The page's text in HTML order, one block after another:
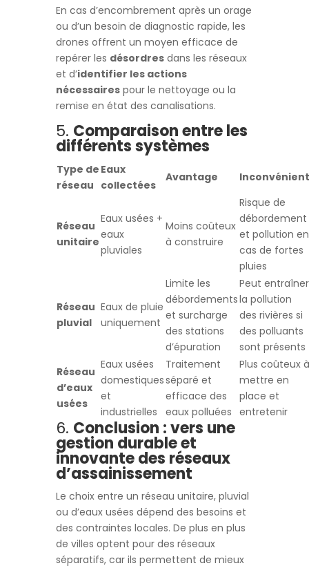
En cas d’encombrement après un orage
ou d’un besoin de diagnostic rapide, les
drones offrent un moyen efficace de
repérer les désordres dans les réseaux
et d’identifier les actions
nécessaires pour le nettoyage ou la
remise en état des canalisations.
5. Comparaison entre les
différents systèmes
Type de
réseau
Eaux
collectées
Avantage Inconvénient
Réseau
unitaire
Eaux usées +
eaux
pluviales
Moins coûteux
à construire
Risque de
débordement
et pollution en
cas de fortes
pluies
Réseau
pluvial
Eaux de pluie
uniquement
Limite les
débordements
et surcharge
des stations
d’épuration
Peut entraîner
la pollution
des rivières si
des polluants
sont présents
Réseau
d’eaux
usées
Eaux usées
domestiques
et
industrielles
Traitement
séparé et
efficace des
eaux polluées
Plus coûteux à
mettre en
place et
entretenir
6. Conclusion : vers une
gestion durable et
innovante des réseaux
d’assainissement
Le choix entre un réseau unitaire, pluvial
ou d’eaux usées dépend des besoins et
des contraintes locales. De plus en plus
de villes optent pour des réseaux
séparatifs, car ils permettent de mieux